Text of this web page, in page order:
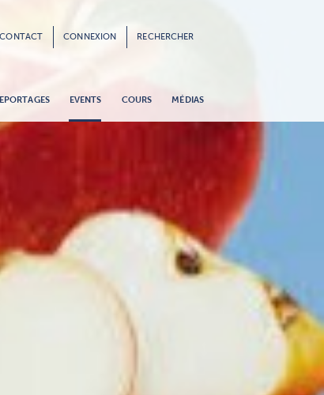
CONTACT CONNEXION RECHERCHER
EVENTS COURS MÉDIAS